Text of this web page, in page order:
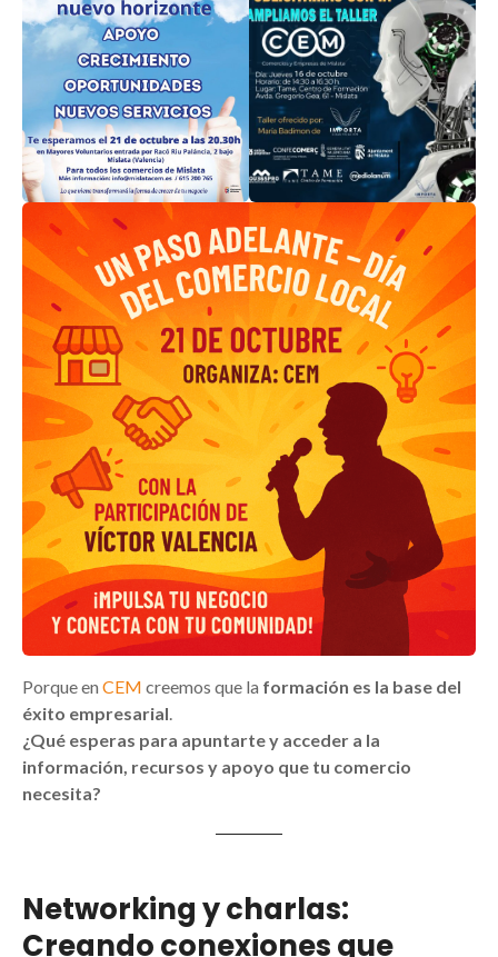
Porque en CEM creemos que la formación es la base del
éxito empresarial.
¿Qué esperas para apuntarte y acceder a la
información, recursos y apoyo que tu comercio
necesita?
Networking y charlas:
Creando conexiones que